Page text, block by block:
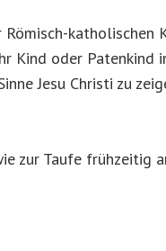
katholischen
Kind oder Patenkind
Jesu Christi zu
zur Taufe frühzeitig